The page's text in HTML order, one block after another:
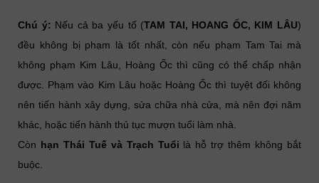
Chú ý: Nếu cả ba yếu tố (TAM TAI, HOANG ỐC, KIM LÂU)
đều không bị phạm là tốt nhất, còn nếu phạm Tam Tai mà
không phạm Kim Lâu, Hoàng Ốc thì cũng có thể chấp nhận
được. Phạm vào Kim Lâu hoặc Hoàng Ốc thì tuyệt đối không
nên tiến hành xây dựng, sửa chữa nhà cửa, mà nên đợi năm
khác, hoặc tiến hành thủ tục mượn tuổi làm nhà.
Còn hạn Thái Tuế và Trạch Tuổi là hỗ trợ thêm không bắt
buộc.